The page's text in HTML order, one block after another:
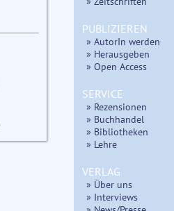
PUBLIZIEREN
» AutorIn werden
» Herausgeben
» Open Access
SERVICE
» Rezensionen
» Buchhandel
» Bibliotheken
» Lehre
VERLAG
» Über uns
» Interviews